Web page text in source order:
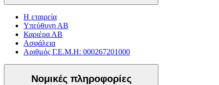
Η εταιρεία
Υπεύθυνη ΑΒ
Καριέρα ΑΒ
Ασφάλεια
Αριθμός Γ.Ε.Μ.Η: 000267201000
Νομικές πληροφορίες